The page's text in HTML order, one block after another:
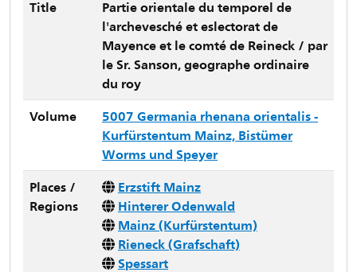
Title
Partie orientale du temporel de
l'archevesché et eslectorat de
Mayence et le comté de Reineck / par
le Sr. Sanson, geographe ordinaire
du roy
Volume
5007 Germania rhenana orientalis -
Kurfürstentum Mainz, Bistümer
Worms und Speyer
Places /
Regions
Erzstift Mainz
Hinterer Odenwald
Mainz (Kurfürstentum)
Rieneck (Grafschaft)
Spessart